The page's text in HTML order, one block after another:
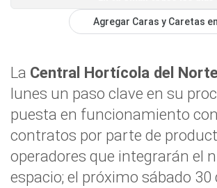
Agregar Caras y Caretas en
La Central Hortícola del Norte
lunes un paso clave en su
puesta en funcionamiento
contratos por parte de
operadores que integrarán el
espacio; el próximo sábado 30